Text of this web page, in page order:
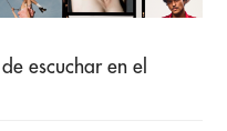
escuchar en el